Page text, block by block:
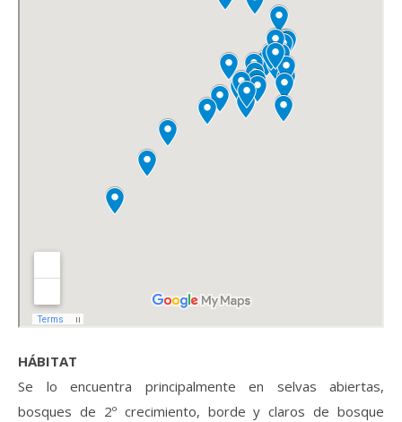
HÁBITAT
Se lo encuentra principalmente en selvas abiertas,
bosques de 2º crecimiento, borde y claros de bosque